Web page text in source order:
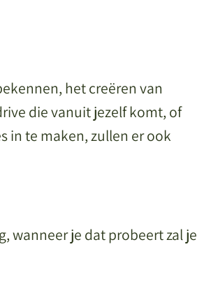
het creëren van
die vanuit jezelf komt, of
in te maken, zullen er ook
wanneer je dat probeert zal je